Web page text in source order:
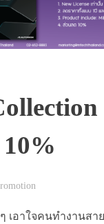
เอาใจคนทำงานสา